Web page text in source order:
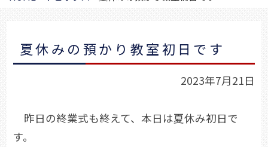
夏休みの預かり教室初日です
2023年7月21日
昨日の終業式も終えて、本日は夏休み初日で
す。